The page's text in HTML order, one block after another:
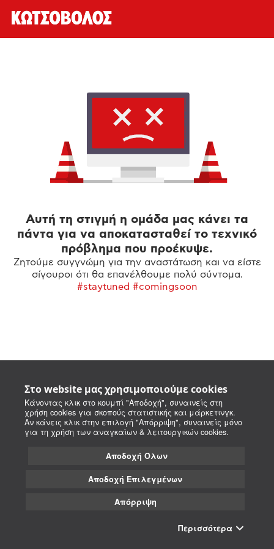
Στο website μας χρησιμοποιούμε cookies
Κάνοντας κλικ στο κουμπί "Αποδοχή", συναινείς στη
χρήση cookies για σκοπούς στατιστικής και μάρκετινγκ.
Αν κάνεις κλικ στην επιλογή "Απόρριψη", συναινείς μόνο
για τη χρήση των αναγκαίων & λειτουργικών cookies.
Αποδοχή Όλων
Αποδοχή Επιλεγμένων
Απόρριψη
Περισσότερα
Αυτή τη στιγμή η ομάδα μας κάνει τα
πάντα για να αποκατασταθεί το τεχνικό
πρόβλημα που προέκυψε.
Ζητούμε συγγνώμη για την αναστάτωση και να είστε
σίγουροι ότι θα επανέλθουμε πολύ σύντομα.
#staytuned #comingsoon